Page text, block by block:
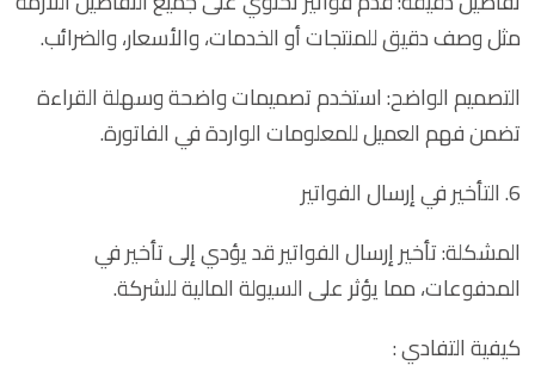
مثل وصف دقيق للمنتجات أو الخدمات، والأسعار، والضرائب.
التصميم الواضح: استخدم تصميمات واضحة وسهلة القراءة
تضمن فهم العميل للمعلومات الواردة في الفاتورة.
6. التأخير في إرسال الفواتير
المشكلة: تأخير إرسال الفواتير قد يؤدي إلى تأخير في
المدفوعات، مما يؤثر على السيولة المالية للشركة.
كيفية التفادي :